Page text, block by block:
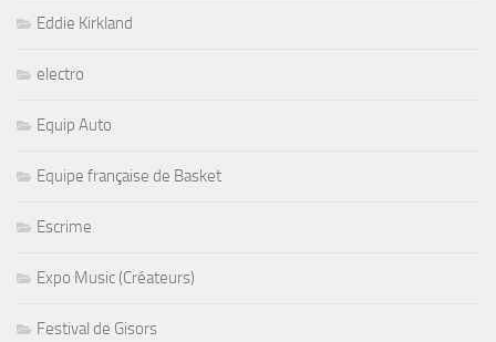
Eddie Kirkland
electro
Equip Auto
Equipe française de Basket
Escrime
Expo Music (Créateurs)
Festival de Gisors